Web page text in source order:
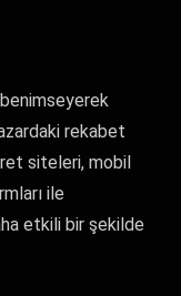
rekabet
siteleri, mobil
ile
etkili bir şekilde